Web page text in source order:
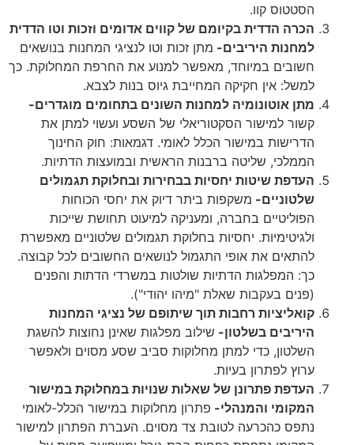
הסטטוס קוו.
הכרה הדדית בקיומם של קווים אדומים וזכות וטו הדדית
למחנות היריבים- מתן זכות וטו לנציגי המחנות בנושאים
חשובים במיוחד, מאפשר למנוע את החרפת המחלוקת. כך
למשל: אין חקיקה המחייבת גיוס בנות לצבא.
מתן אוטונומיה למחנות השונים בתחומים מוגדרים-
קשור למישור הסקטוריאלי של השסע ועשוי למתן את
הדרישות במישור הכלל לאומי. דגמאות: חוק החינוך
הממלכי, שליטה ברבנות הראשית ובמועצות הדתיות.
העדפת שיטות יחסיות בבחירות ובחלוקת תגמולים
שלטוניים- משקפות ביתר דיוק את יחסי הכוחות
הפוליטיים בחברה, ומעניקה למיעוט תחושת שייכות
ולגיטימיות. יחסיות בחלוקת תגמולים שלטוניים מאפשרת
להתאים את אופי התגמול לנושאים החשובים לכל קבוצה.
כך: המפלגות הדתיות שולטות במשרדי הדתות והפנים
(פנים בעקבות שאלת "מיהו יהודי").
קואליציות רחבות תוך שיתופם של נציגי המחנות
היריבים בשלטון- שילוב מפלגות שאינן נחוצות להשגת
השלטון, כדי למתן מחלוקות סביב שסע מסוים ולאפשר
ערוץ לפתרון בעיות.
העדפת פתרונן של שאלות שנויות במחלוקת במישור
המקומי והמנהלי- פתרון מחלוקות במישור הכלל-לאומי
נתפס כהכרעה לטובת צד מסוים. העברת הפתרון למישור